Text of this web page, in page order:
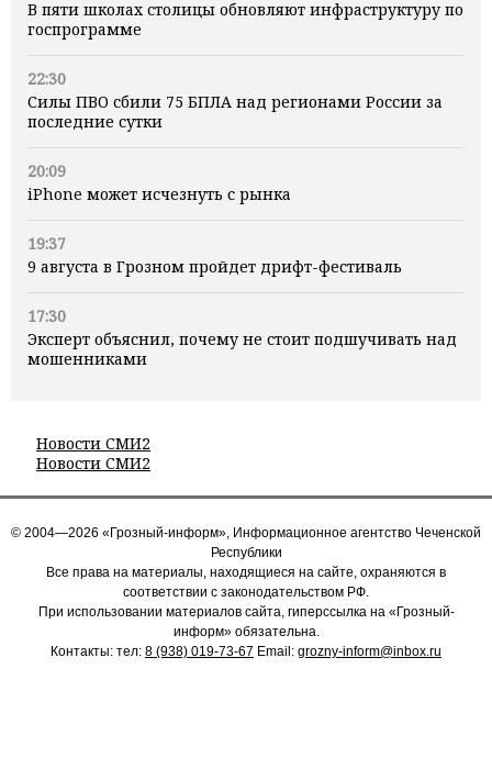
В пяти школах столицы обновляют инфраструктуру по
госпрограмме
22:30
Силы ПВО сбили 75 БПЛА над регионами России за
последние сутки
20:09
iPhone может исчезнуть с рынка
19:37
9 августа в Грозном пройдет дрифт-фестиваль
17:30
Эксперт объяснил, почему не стоит подшучивать над
мошенниками
Новости СМИ2
Новости СМИ2
© 2004—2026 «Грозный-информ», Информационное агентство Чеченской
Республики
Все права на материалы, находящиеся на сайте, охраняются в
соответствии с законодательством РФ.
При использовании материалов сайта, гиперссылка на «Грозный-
информ» обязательна.
Контакты: тел: 8 (938) 019-73-67 Email: grozny-inform@inbox.ru